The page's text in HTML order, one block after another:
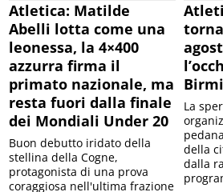
Atletica: Matilde
Abelli lotta come una
leonessa, la 4×400
azzurra firma il
primato nazionale, ma
resta fuori dalla finale
dei Mondiali Under 20
Buon debutto iridato della
stellina della Cogne,
protagonista di una prova
coraggiosa nell'ultima frazione
La
della
dalla